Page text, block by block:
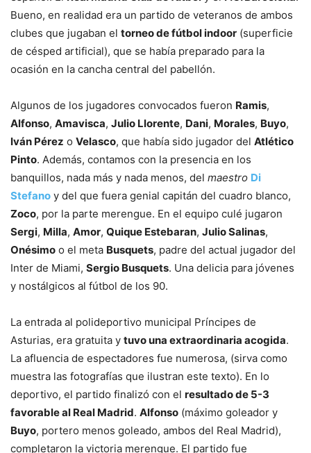
Bueno, en realidad era un partido de veteranos de ambos
clubes que jugaban el torneo de fútbol indoor (superficie
de césped artificial), que se había preparado para la
ocasión en la cancha central del pabellón.
Algunos de los jugadores convocados fueron Ramis,
Alfonso, Amavisca, Julio Llorente, Dani, Morales, Buyo,
Iván Pérez o Velasco, que había sido jugador del Atlético
Pinto. Además, contamos con la presencia en los
banquillos, nada más y nada menos, del maestro Di
Stefano y del que fuera genial capitán del cuadro blanco,
Zoco, por la parte merengue. En el equipo culé jugaron
Sergi, Milla, Amor, Quique Estebaran, Julio Salinas,
Onésimo o el meta Busquets, padre del actual jugador del
Inter de Miami, Sergio Busquets. Una delicia para jóvenes
y nostálgicos al fútbol de los 90.
La entrada al polideportivo municipal Príncipes de
Asturias, era gratuita y tuvo una extraordinaria acogida.
La afluencia de espectadores fue numerosa, (sirva como
muestra las fotografías que ilustran este texto). En lo
deportivo, el partido finalizó con el resultado de 5-3
favorable al Real Madrid. Alfonso (máximo goleador y
Buyo, portero menos goleado, ambos del Real Madrid),
completaron la victoria merengue. El partido fue